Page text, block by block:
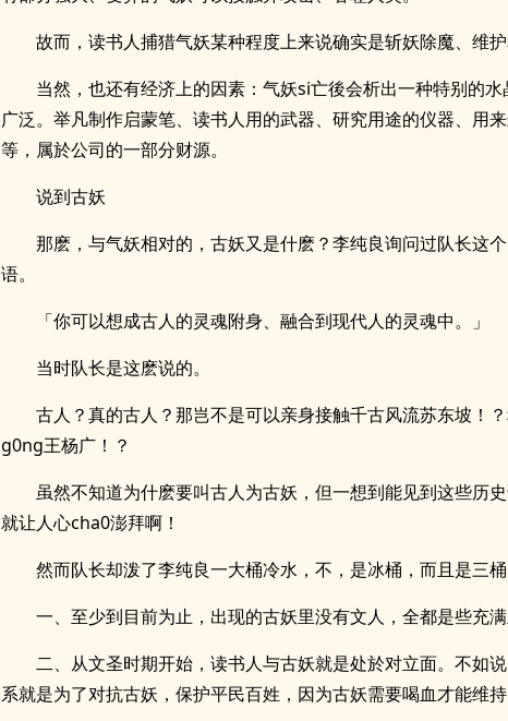
故而，读书人捕猎气妖某种程度上来说确实是斩妖除魔、维护
当然，也还有经济上的因素：气妖si亡後会析出一种特别的
广泛。举凡制作启蒙笔、读书人用的武器、研究用途的仪器、用
等，属於公司的一部分财源。
说到古妖
那麽，与气妖相对的，古妖又是什麽？李纯良询问过队长这
语。
「你可以想成古人的灵魂附身、融合到现代人的灵魂中。」
当时队长是这麽说的。
古人？真的古人？那岂不是可以亲身接触千古风流苏东坡！
g0ng王杨广！？
虽然不知道为什麽要叫古人为古妖，但一想到能见到这些历
就让人心cha0澎拜啊！
然而队长却泼了李纯良一大桶冷水，不，是冰桶，而且是三桶
一、至少到目前为止，出现的古妖里没有文人，全都是些充满
二、从文圣时期开始，读书人与古妖就是处於对立面。不如
系就是为了对抗古妖，保护平民百姓，因为古妖需要喝血才能维持